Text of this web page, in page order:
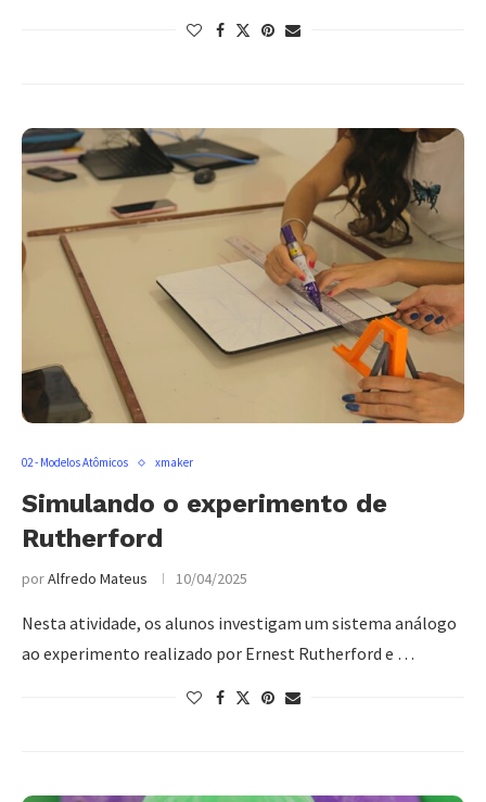
02 - Modelos Atômicos xmaker
Simulando o experimento de
Rutherford
porAlfredo Mateus 10/04/2025
Nesta atividade, os alunos investigam um sistema análogo
ao experimento realizado por Ernest Rutherford e …